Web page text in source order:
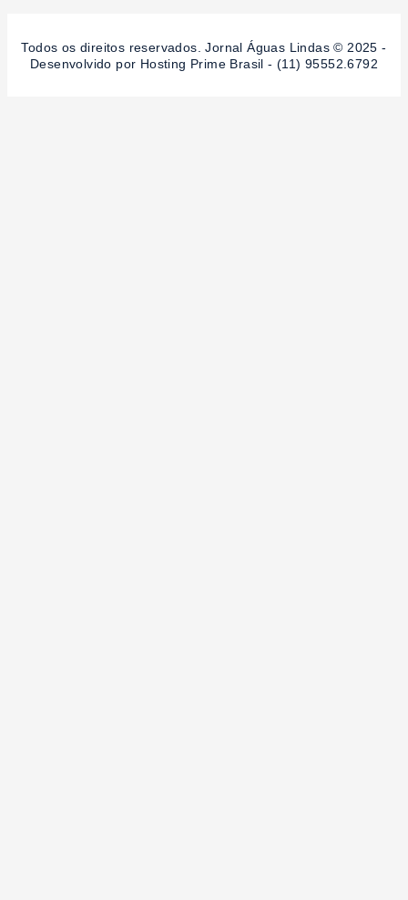
Todos os direitos reservados. Jornal Águas Lindas © 2025 -
Desenvolvido por Hosting Prime Brasil - (11) 95552.6792